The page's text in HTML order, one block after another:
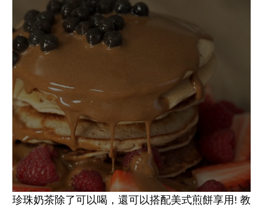
珍珠奶茶除了可以喝，還可以搭配美式煎餅享用! 教